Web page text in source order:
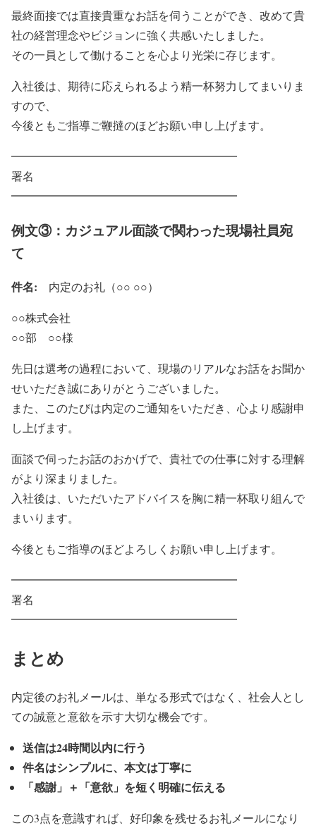
最終面接では直接貴重なお話を伺うことができ、改めて貴
社の経営理念やビジョンに強く共感いたしました。
その一員として働けることを心より光栄に存じます。
入社後は、期待に応えられるよう精一杯努力してまいりま
すので、
今後ともご指導ご鞭撻のほどお願い申し上げます。
━━━━━━━━━━━━━━━━━━━━
署名
━━━━━━━━━━━━━━━━━━━━
例文③：カジュアル面談で関わった現場社員宛
て
件名: 内定のお礼（○○ ○○）
○○株式会社
○○部 ○○様
先日は選考の過程において、現場のリアルなお話をお聞か
せいただき誠にありがとうございました。
また、このたびは内定のご通知をいただき、心より感謝申
し上げます。
面談で伺ったお話のおかげで、貴社での仕事に対する理解
がより深まりました。
入社後は、いただいたアドバイスを胸に精一杯取り組んで
まいります。
今後ともご指導のほどよろしくお願い申し上げます。
━━━━━━━━━━━━━━━━━━━━
署名
━━━━━━━━━━━━━━━━━━━━
まとめ
内定後のお礼メールは、単なる形式ではなく、社会人とし
ての誠意と意欲を示す大切な機会です。
送信は24時間以内に行う
件名はシンプルに、本文は丁寧に
「感謝」＋「意欲」を短く明確に伝える
この3点を意識すれば、好印象を残せるお礼メールになり